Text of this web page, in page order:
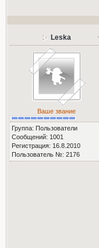
Leska
Ваше звание
Группа: Пользователи
Сообщений: 1001
Регистрация: 16.8.2010
Пользователь №: 2176